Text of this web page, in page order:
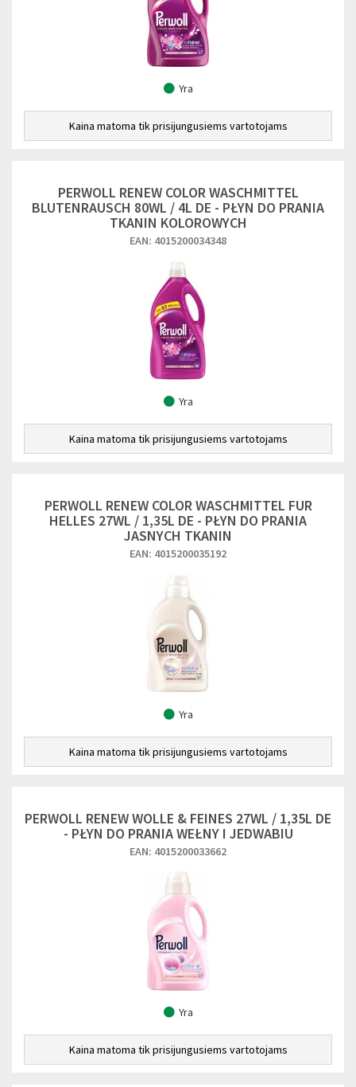
Yra
Kaina matoma tik prisijungusiems vartotojams
PERWOLL RENEW COLOR WASCHMITTEL
BLUTENRAUSCH 80WL / 4L DE - PŁYN DO PRANIA
TKANIN KOLOROWYCH
EAN: 4015200034348
Yra
Kaina matoma tik prisijungusiems vartotojams
PERWOLL RENEW COLOR WASCHMITTEL FUR
HELLES 27WL / 1,35L DE - PŁYN DO PRANIA
JASNYCH TKANIN
EAN: 4015200035192
Yra
Kaina matoma tik prisijungusiems vartotojams
PERWOLL RENEW WOLLE & FEINES 27WL / 1,35L DE
- PŁYN DO PRANIA WEŁNY I JEDWABIU
EAN: 4015200033662
Yra
Kaina matoma tik prisijungusiems vartotojams